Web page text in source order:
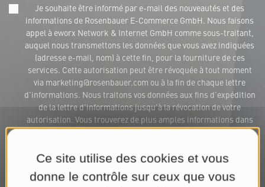
Je souhaite être informé par e-mail des nouveautés et des
informations de Rosenbauer E-Commerce GmbH. Nous faisons
appel à eworx Network & Internet GmbH comme sous-traitant,
auquel nous transmettons les données que vous avez indiquées
(adresse e-mail, nom) à cette fin, pour la fourniture de ces
services. Cette autorisation peut être révoquée à tout moment
via marketing@rosenbauer.com ou à la fin de chaque lettre
d'informations. Nous traitons vos données aux fins d'expédition
de la lettre d'informations jusqu'à la révocation de votre
autorisation. Vous trouverez de plus amples informations dans
notreDéclaration de confidentialité.*
S'abonner maintenant à la lettre d'informations
Ce site utilise des cookies et vous
donne le contrôle sur ceux que vous